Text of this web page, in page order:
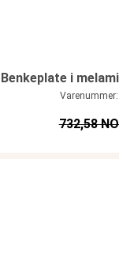
Benkeplate i
732,58